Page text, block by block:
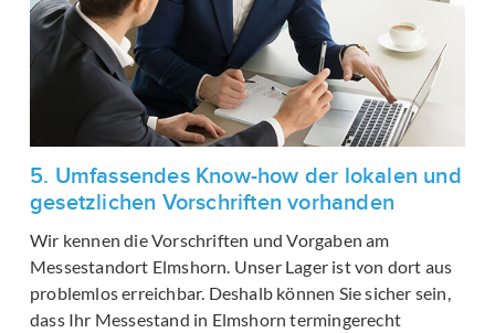
5. Umfassendes Know-how der lokalen und
gesetzlichen Vorschriften vorhanden
Wir kennen die Vorschriften und Vorgaben am
Messestandort Elmshorn. Unser Lager ist von dort aus
problemlos erreichbar. Deshalb können Sie sicher sein,
dass Ihr Messestand in Elmshorn termingerecht